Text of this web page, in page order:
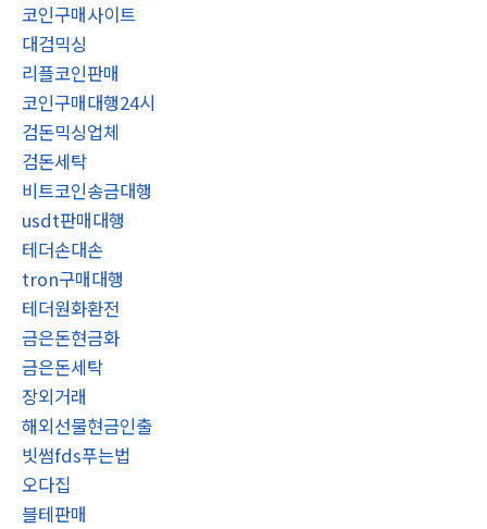
코인구매사이트
대검믹싱
리플코인판매
코인구매대행24시
검돈믹싱업체
검돈세탁
비트코인송금대행
usdt판매대행
테더손대손
tron구매대행
테더원화환전
금은돈현금화
금은돈세탁
장외거래
해외선물현금인출
빗썸fds푸는법
오다집
블테판매